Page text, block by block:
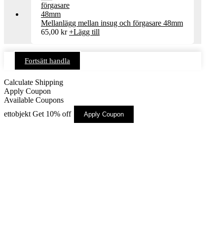
Mellanlägg mellan insug och förgasare 48mm
65,00 kr +Lägg till
Fortsätt handla
Calculate Shipping
Apply Coupon
Available Coupons
ettobjekt Get 10% off Apply Coupon